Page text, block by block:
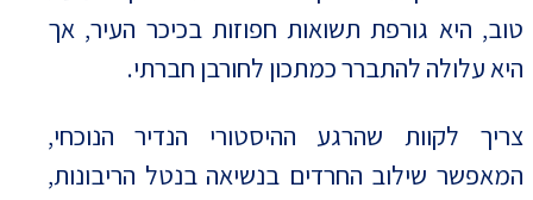
טוב, היא גורפת תשואות חפוזות בכיכר העיר, אך
היא עלולה להתברר כמתכון לחורבן חברתי.
צריך לקוות שהרגע ההיסטורי הנדיר הנוכחי,
המאפשר שילוב החרדים בנשיאה בנטל הריבונות,